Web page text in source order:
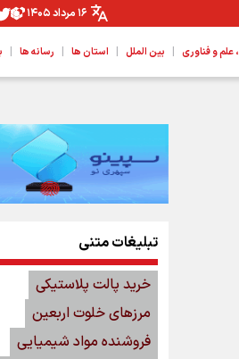
۱۶ مرداد ۱۴۰۵
و فناوری | بین الملل | استان ها | رسانه ها |
تبلیغات متنی
خرید پالت پلاستیکی
مرزهای خلوت اربعین
فروشنده مواد شیمیایی